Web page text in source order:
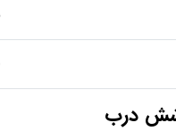
شش درب